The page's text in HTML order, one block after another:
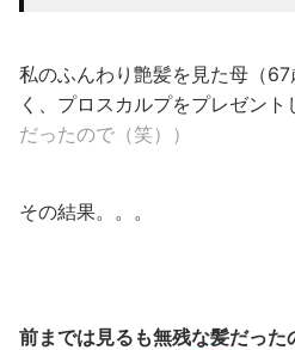
私のふんわり艶髪を見た母（
く、プロスカルプをプレゼント
だったので（笑））
その結果。。。
前までは見るも無残な髪だった